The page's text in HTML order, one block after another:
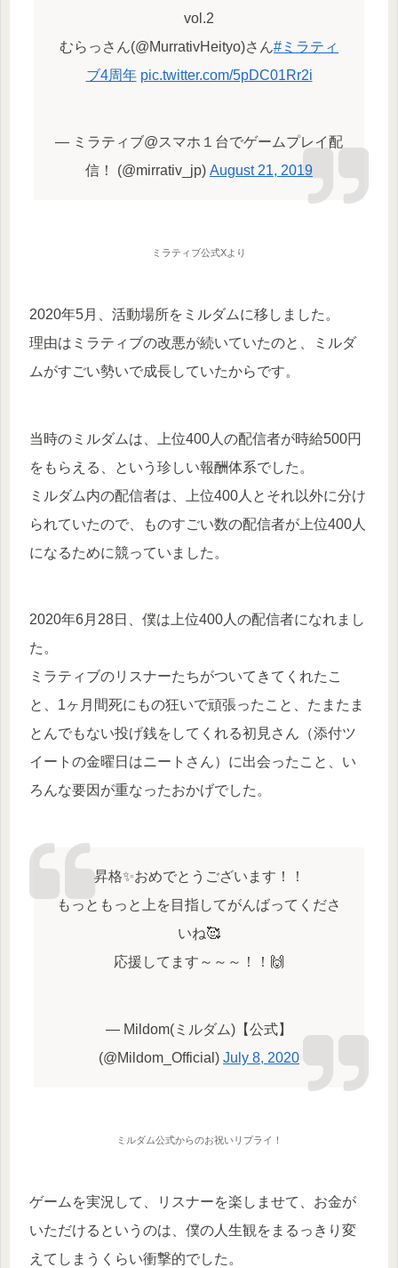
vol.2
むらっさん(@MurrativHeityo)さん#ミラティ
ブ4周年 pic.twitter.com/5pDC01Rr2i
— ミラティブ@スマホ１台でゲームプレイ配
信！ (@mirrativ_jp) August 21, 2019
ミラティブ公式Xより
2020年5月、活動場所をミルダムに移しました。
理由はミラティブの改悪が続いていたのと、ミルダ
ムがすごい勢いで成長していたからです。
当時のミルダムは、上位400人の配信者が時給500円
をもらえる、という珍しい報酬体系でした。
ミルダム内の配信者は、上位400人とそれ以外に分け
られていたので、ものすごい数の配信者が上位400人
になるために競っていました。
2020年6月28日、僕は上位400人の配信者になれまし
た。
ミラティブのリスナーたちがついてきてくれたこ
と、1ヶ月間死にもの狂いで頑張ったこと、たまたま
とんでもない投げ銭をしてくれる初見さん（添付ツ
イートの金曜日はニートさん）に出会ったこと、い
ろんな要因が重なったおかげでした。
昇格✨おめでとうございます！！
もっともっと上を目指してがんばってくださ
いね🥰
応援してます～～～！！🙌
— Mildom(ミルダム)【公式】
(@Mildom_Official) July 8, 2020
ミルダム公式からのお祝いリプライ！
ゲームを実況して、リスナーを楽しませて、お金が
いただけるというのは、僕の人生観をまるっきり変
えてしまうくらい衝撃的でした。